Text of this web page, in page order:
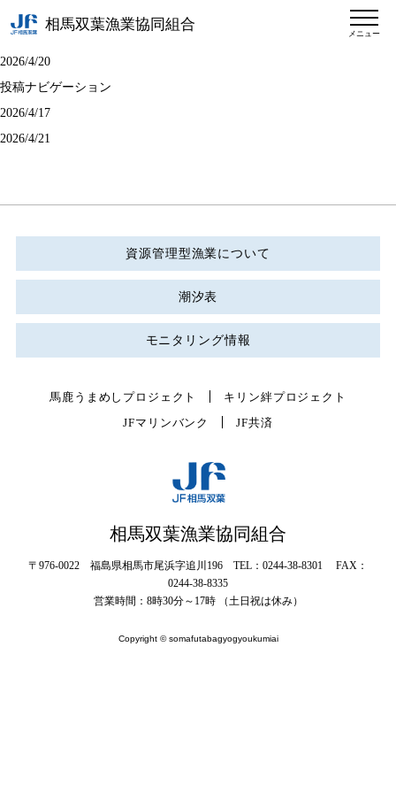
相馬双葉漁業協同組合
メニュー
2026/4/20
投稿ナビゲーション
2026/4/17
2026/4/21
資源管理型漁業について
潮汐表
モニタリング情報
馬鹿うまめしプロジェクト
キリン絆プロジェクト
JFマリンバンク
JF共済
相馬双葉漁業協同組合
〒976-0022 福島県相馬市尾浜字追川196 TEL：0244-38-8301 FAX：
0244-38-8335
営業時間：8時30分～17時 （土日祝は休み）
Copyright © somafutabagyogyoukumiai